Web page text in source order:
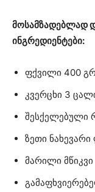
მოსამზადებლად
ინგრედიენტები:
ფქვილი 400
კვერცხი 3
შესქელებული
ზეთი
მარილი მწიკვი